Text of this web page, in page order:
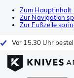
Zum Hauptinhalt
Zur Navigation
Zur Fußzeile
Vor 15.30 Uhr